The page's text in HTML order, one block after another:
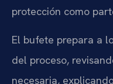
protección como
El bufete prepara a
del proceso,
necesaria,